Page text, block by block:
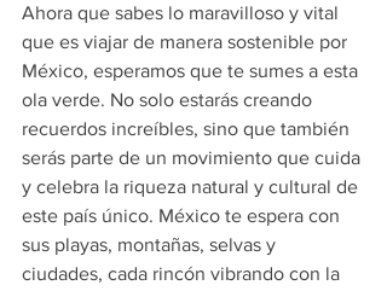
Ahora que sabes lo maravilloso y vital
que es viajar de manera sostenible por
México, esperamos que te sumes a esta
ola verde. No solo estarás creando
recuerdos increíbles, sino que también
serás parte de un movimiento que cuida
y celebra la riqueza natural y cultural de
este país único. México te espera con
sus playas, montañas, selvas y
ciudades, cada rincón vibrando con la